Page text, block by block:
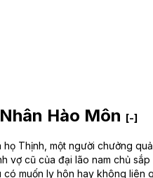
Hào Môn [-]
Thịnh, một người chưởng
cũ của đại lão nam chủ
muốn ly hôn hay không